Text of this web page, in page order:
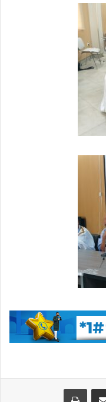
مشاركة عبر البريد طباعة